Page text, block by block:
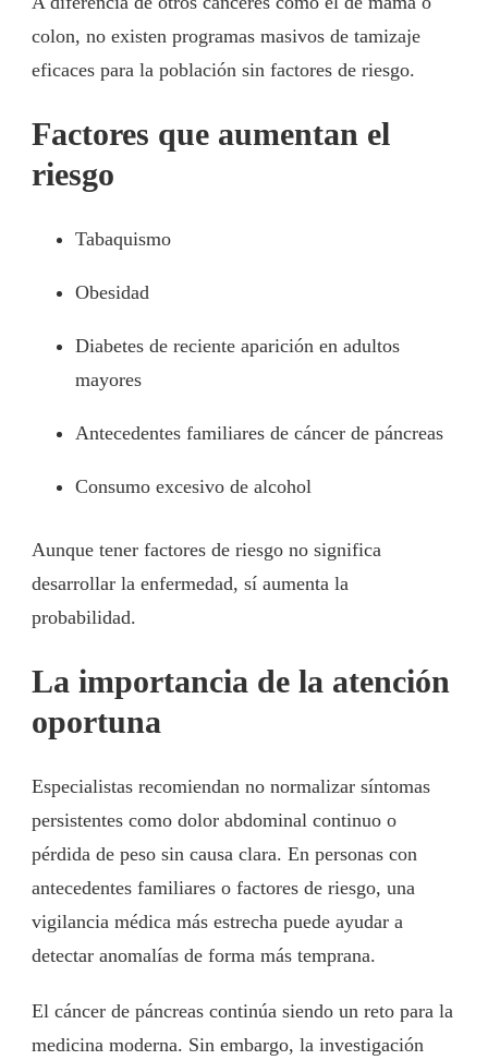
colon, no existen programas masivos de tamizaje
eficaces para la población sin factores de riesgo.
Factores que aumentan el
riesgo
Tabaquismo
Obesidad
Diabetes de reciente aparición en adultos
mayores
Antecedentes familiares de cáncer de páncreas
Consumo excesivo de alcohol
Aunque tener factores de riesgo no significa
desarrollar la enfermedad, sí aumenta la
probabilidad.
La importancia de la atención
oportuna
Especialistas recomiendan no normalizar síntomas
persistentes como dolor abdominal continuo o
pérdida de peso sin causa clara. En personas con
antecedentes familiares o factores de riesgo, una
vigilancia médica más estrecha puede ayudar a
detectar anomalías de forma más temprana.
El cáncer de páncreas continúa siendo un reto para la
medicina moderna. Sin embargo, la investigación